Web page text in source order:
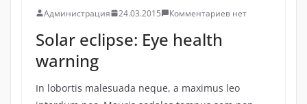
Администрация 24.03.2015 Комментариев нет
Solar eclipse: Eye health
warning
In lobortis malesuada neque, a maximus leo